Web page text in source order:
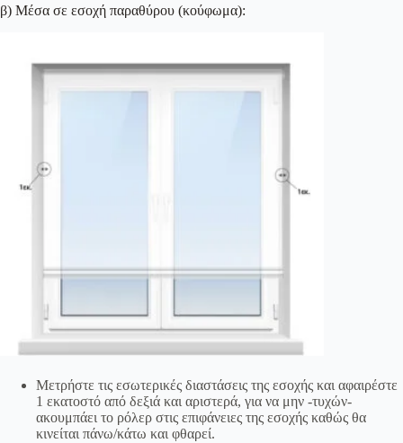
β) Μέσα σε εσοχή παραθύρου (κούφωμα):
Μετρήστε τις εσωτερικές διαστάσεις της εσοχής και αφαιρέστε
1 εκατοστό από δεξιά και αριστερά, για να μην -τυχών-
ακουμπάει το ρόλερ στις επιφάνειες της εσοχής καθώς θα
κινείται πάνω/κάτω και φθαρεί.